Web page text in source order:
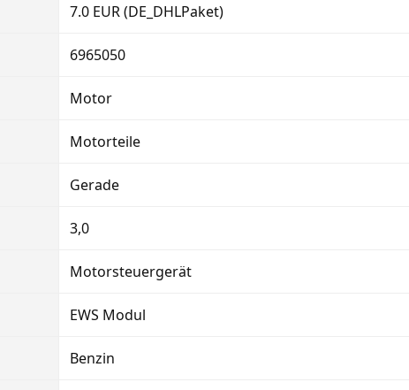
7.0 EUR (DE_DHLPaket)
6965050
Motor
Motorteile
Gerade
3,0
Motorsteuergerät
EWS Modul
Benzin